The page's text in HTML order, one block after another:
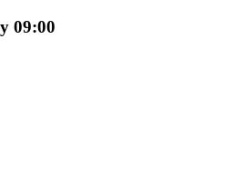
dan komisi copy trading
09:00